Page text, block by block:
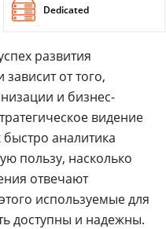
Dedicated
развития
от того,
и бизнес-
видение
аналитика
пользу, насколько
отвечают
используемые для
доступны и надежны.